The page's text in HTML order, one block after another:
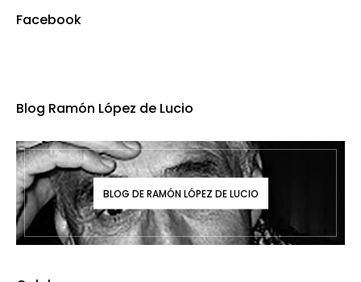
Facebook
Blog Ramón López de Lucio
BLOG DE RAMÓN LÓPEZ DE LUCIO